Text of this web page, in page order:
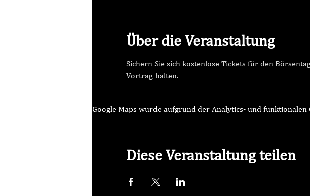
Über die Veranstaltung
Sichern Sie sich kostenlose Tickets für den
Vortrag halten.
Google Maps wurde aufgrund der Analytics- und funktionalen
Diese Veranstaltung teilen